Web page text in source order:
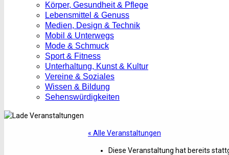
Körper, Gesundheit & Pflege
Lebensmittel & Genuss
Medien, Design & Technik
Mobil & Unterwegs
Mode & Schmuck
Sport & Fitness
Unterhaltung, Kunst & Kultur
Vereine & Soziales
Wissen & Bildung
Sehenswürdigkeiten
« Alle Veranstaltungen
Diese Veranstaltung hat bereits